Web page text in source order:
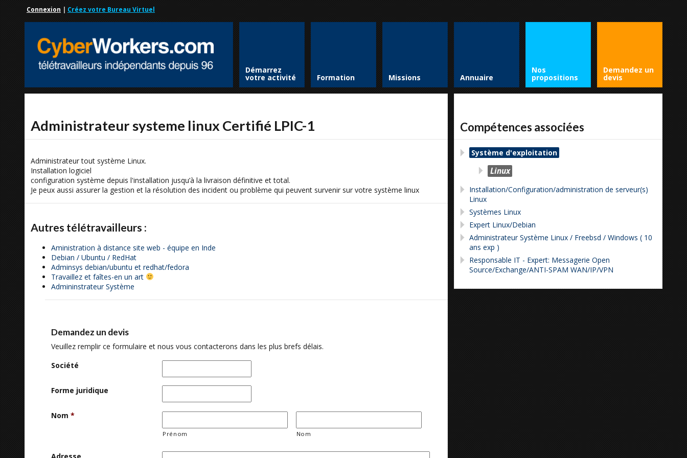
Connexion | Créez votre Bureau Virtuel
Démarrez
votre activité Formation Missions Annuaire
Nos
propositions
Demandez un
devis
Administrateur systeme linux Certifié LPIC-1
Administrateur tout système Linux.
Installation logiciel
configuration système depuis l'installation jusqu’à la livraison définitive et total.
Je peux aussi assurer la gestion et la résolution des incident ou problème qui peuvent survenir sur votre système linux
Autres télétravailleurs :
Aministration à distance site web - équipe en Inde
Debian / Ubuntu / RedHat
Adminsys debian/ubuntu et redhat/fedora
Travaillez et faîtes-en un art
Admininstrateur Système
Demandez un devis
Veuillez remplir ce formulaire et nous vous contacterons dans les plus brefs délais.
Société
Forme juridique
Nom *
Prénom Nom
Compétences associées
Système d'exploitation
Linux
Installation/Configuration/administration de serveur(s)
Linux
Systèmes Linux
Expert Linux/Debian
Administrateur Système Linux / Freebsd / Windows ( 10
ans exp )
Responsable IT - Expert: Messagerie Open
Source/Exchange/ANTI-SPAM WAN/IP/VPN